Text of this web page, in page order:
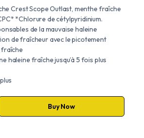
Crest Scope Outlast, menthe fraîche
*Chlorure de cétylpyridinium.
de la mauvaise haleine
de fraîcheur avec le picotement
fraîche
haleine fraîche jusqu’à 5 fois plus
Buy Now